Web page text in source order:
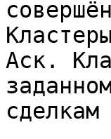
Аск.